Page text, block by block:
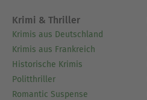
Krimi & Thriller
Krimis aus Deutschland
Krimis aus Frankreich
Historische Krimis
Politthriller
Romantic Suspense